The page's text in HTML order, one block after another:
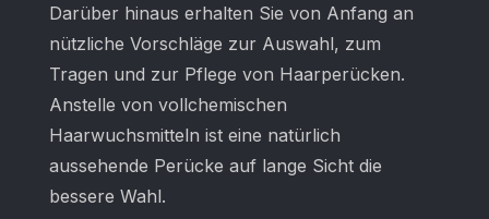
Darüber hinaus erhalten Sie von Anfang an
nützliche Vorschläge zur Auswahl, zum
Tragen und zur Pflege von Haarperücken.
Anstelle von vollchemischen
Haarwuchsmitteln ist eine natürlich
aussehende Perücke auf lange Sicht die
bessere Wahl.